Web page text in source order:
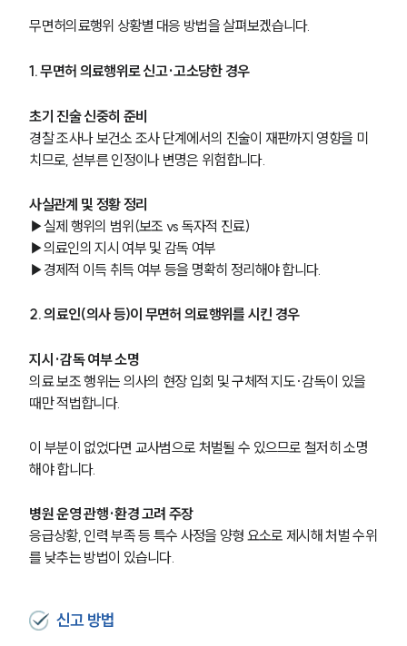
언론보도
공지사항
뉴스레터/브로슈어
세미나
무면허의료행위 상황별 대응 방법을 살펴보겠습니다.
1. 무면허 의료행위로 신고·고소당한 경우
초기 진술 신중히 준비
경찰 조사나 보건소 조사 단계에서의 진술이 재판까지 영향을 미
치므로, 섣부른 인정이나 변명은 위험합니다.
사실관계 및 정황 정리
▶실제 행위의 범위(보조 vs 독자적 진료)
▶의료인의 지시 여부 및 감독 여부
▶경제적 이득 취득 여부 등을 명확히 정리해야 합니다.
2. 의료인(의사 등)이 무면허 의료행위를 시킨 경우
지시·감독 여부 소명
의료 보조 행위는 의사의 현장 입회 및 구체적 지도·감독이 있을
때만 적법합니다.
이 부분이 없었다면 교사범으로 처벌될 수 있으므로 철저히 소명
해야 합니다.
병원 운영 관행·환경 고려 주장
응급상황, 인력 부족 등 특수 사정을 양형 요소로 제시해 처벌 수위
를 낮추는 방법이 있습니다.
신고 방법